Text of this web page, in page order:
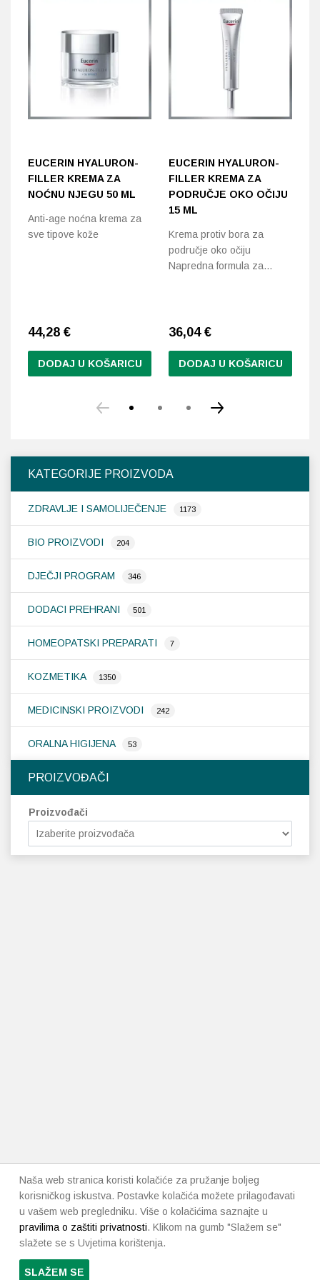
KATEGORIJE PROIZVODA
ZDRAVLJE I SAMOLIJEČENJE 1173
BIO PROIZVODI 204
DJEČJI PROGRAM 346
DODACI PREHRANI 501
HOMEOPATSKI PREPARATI 7
KOZMETIKA 1350
MEDICINSKI PROIZVODI 242
ORALNA HIGIJENA 53
PROIZVOĐAČI
Proizvođači
EUCERIN HYALURON-
FILLER KREMA ZA
NOĆNU NJEGU 50 ML
Anti-age noćna krema za
sve tipove kože
44,28 €
DODAJ U KOŠARICU
EUCERIN HYALURON-
FILLER KREMA ZA
PODRUČJE OKO OČIJU
15 ML
Krema protiv bora za
područje oko očiju
Napredna formula za…
36,04 €
DODAJ U KOŠARICU
Naša web stranica koristi kolačiće za pružanje boljeg
korisničkog iskustva. Postavke kolačića možete prilagođavati
u vašem web pregledniku. Više o kolačićima saznajte u
pravilima o zaštiti privatnosti. Klikom na gumb "Slažem se"
slažete se s Uvjetima korištenja.
SLAŽEM SE